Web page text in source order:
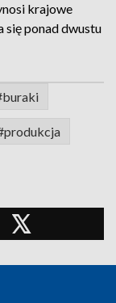
krajowe
ponad dwustu